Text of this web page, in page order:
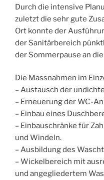
Durch die intensive
zuletzt die sehr gute
Ort konnte der
der Sanitärbereich
der Sommerpause an
Die Massnahmen im
– Austausch der
– Erneuerung der WC-
– Einbau eines
– Einbauschränke für
und Windeln.
– Ausbildung des
– Wickelbereich mit
und angegliedertem